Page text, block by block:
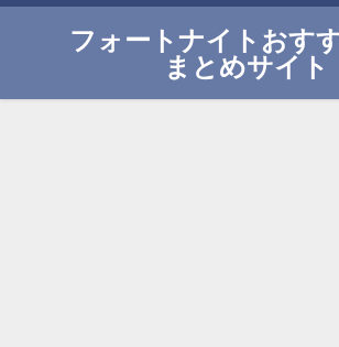
フォートナイトおす
まとめサイト